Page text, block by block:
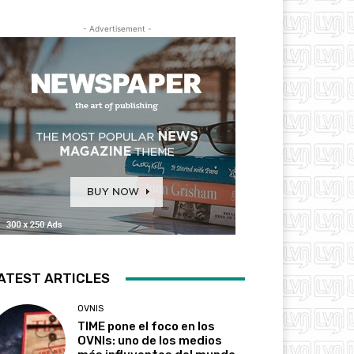
- Advertisement -
ARTICLES
OVNIS
TIME pone el foco en los
OVNIs: uno de los medios